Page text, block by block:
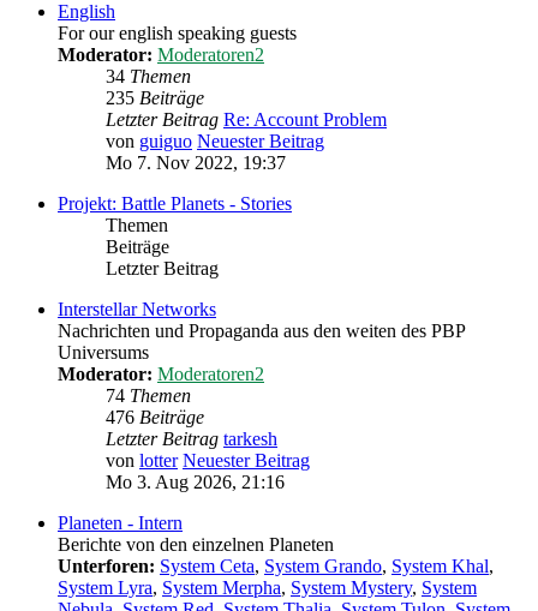
English
For our english speaking guests
Moderator: Moderatoren2
34 Themen
235 Beiträge
Letzter Beitrag Re: Account Problem
von guiguo Neuester Beitrag
Mo 7. Nov 2022, 19:37
Projekt: Battle Planets - Stories
Themen
Beiträge
Letzter Beitrag
Interstellar Networks
Nachrichten und Propaganda aus den weiten des PBP
Universums
Moderator: Moderatoren2
74 Themen
476 Beiträge
Letzter Beitrag tarkesh
von lotter Neuester Beitrag
Mo 3. Aug 2026, 21:16
Planeten - Intern
Berichte von den einzelnen Planeten
Unterforen: System Ceta, System Grando, System Khal,
System Lyra, System Merpha, System Mystery, System